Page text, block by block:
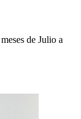
de Julio a